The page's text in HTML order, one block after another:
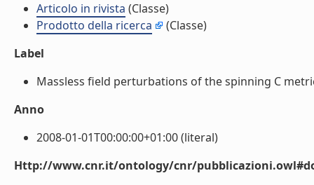
Articolo in rivista (Classe)
Prodotto della ricerca
(Classe)
Label
Massless field perturbations of the spinning C
Anno
2008-01-01T00:00:00+01:00 (literal)
Http://www.cnr.it/ontology/cnr/